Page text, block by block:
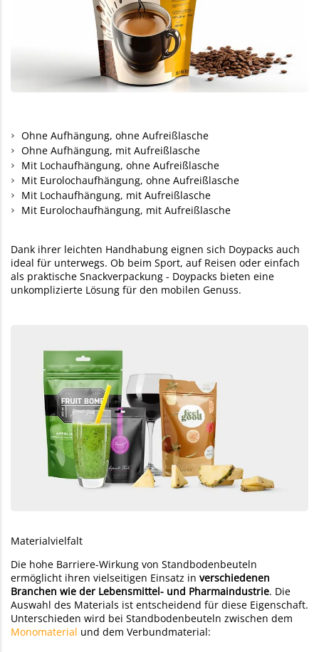
Ohne Aufhängung, ohne Aufreißlasche
Ohne Aufhängung, mit Aufreißlasche
Mit Lochaufhängung, ohne Aufreißlasche
Mit Eurolochaufhängung, ohne Aufreißlasche
Mit Lochaufhängung, mit Aufreißlasche
Mit Eurolochaufhängung, mit Aufreißlasche
Dank ihrer leichten Handhabung eignen sich Doypacks auch
ideal für unterwegs. Ob beim Sport, auf Reisen oder einfach
als praktische Snackverpackung - Doypacks bieten eine
unkomplizierte Lösung für den mobilen Genuss.
Materialvielfalt
Die hohe Barriere-Wirkung von Standbodenbeuteln
ermöglicht ihren vielseitigen Einsatz in verschiedenen
Branchen wie der Lebensmittel- und Pharmaindustrie. Die
Auswahl des Materials ist entscheidend für diese Eigenschaft.
Unterschieden wird bei Standbodenbeuteln zwischen dem
Monomaterial und dem Verbundmaterial: